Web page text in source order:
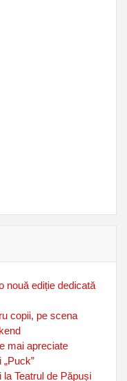
nouă ediție dedicată
copii, pe scena
mai apreciate
Teatrul de Păpuși